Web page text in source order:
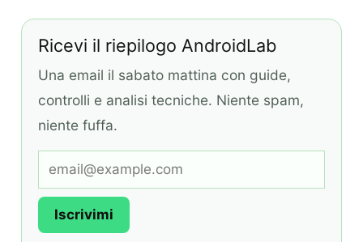
Ricevi il riepilogo AndroidLab
Una email il sabato mattina con guide,
controlli e analisi tecniche. Niente spam,
niente fuffa.
Iscrivimi